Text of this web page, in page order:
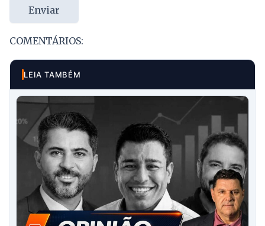
Enviar
COMENTÁRIOS:
LEIA TAMBÉM